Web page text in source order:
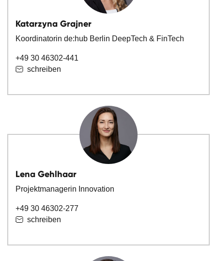
Katarzyna Grajner
Koordinatorin de:hub Berlin DeepTech & FinTech
+49 30 46302-441
schreiben
Lena Gehlhaar
Projektmanagerin Innovation
+49 30 46302-277
schreiben